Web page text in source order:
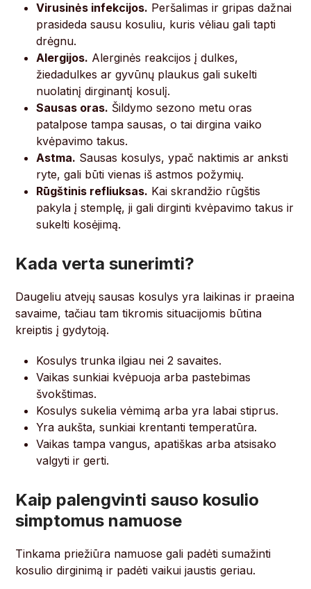
Virusinės infekcijos. Peršalimas ir gripas dažnai
prasideda sausu kosuliu, kuris vėliau gali tapti
drėgnu.
Alergijos. Alerginės reakcijos į dulkes,
žiedadulkes ar gyvūnų plaukus gali sukelti
nuolatinį dirginantį kosulį.
Sausas oras. Šildymo sezono metu oras
patalpose tampa sausas, o tai dirgina vaiko
kvėpavimo takus.
Astma. Sausas kosulys, ypač naktimis ar anksti
ryte, gali būti vienas iš astmos požymių.
Rūgštinis refliuksas. Kai skrandžio rūgštis
pakyla į stemplę, ji gali dirginti kvėpavimo takus ir
sukelti kosėjimą.
Kada verta sunerimti?
Daugeliu atvejų sausas kosulys yra laikinas ir praeina
savaime, tačiau tam tikromis situacijomis būtina
kreiptis į gydytoją.
Kosulys trunka ilgiau nei 2 savaites.
Vaikas sunkiai kvėpuoja arba pastebimas
švokštimas.
Kosulys sukelia vėmimą arba yra labai stiprus.
Yra aukšta, sunkiai krentanti temperatūra.
Vaikas tampa vangus, apatiškas arba atsisako
valgyti ir gerti.
Kaip palengvinti sauso kosulio
simptomus namuose
Tinkama priežiūra namuose gali padėti sumažinti
kosulio dirginimą ir padėti vaikui jaustis geriau.